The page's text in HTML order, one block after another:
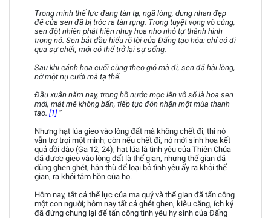
Trong mình thế lực đang tàn tạ, ngã lòng, dung nhan đẹp
đẽ của sen đã bị tróc ra tàn rụng. Trong tuyệt vọng vô cùng,
sen đột nhiên phát hiện nhụy hoa nho nhỏ tự thành hình
trong nó. Sen bắt đầu hiểu rõ lời của Đấng tạo hóa: chỉ có đi
qua sự chết, mới có thể trở lại sự sống.
Sau khi cánh hoa cuối cùng theo gió mà đi, sen đã hài lòng,
nở một nụ cười mà tạ thế.
Đầu xuân năm nay, trong hồ nước mọc lên vô số là hoa sen
mới, mát mẽ không bẩn, tiếp tục đón nhận một mùa thanh
tao. [1]”
Nhưng hạt lúa gieo vào lòng đất mà không chết đi, thì nó
vẫn trơ trọi một mình; còn nếu chết đi, nó mới sinh hoa kết
quả dồi dào (Ga 12, 24), hạt lúa là tình yêu của Thiên Chúa
đã được gieo vào lòng đất là thế gian, nhưng thế gian đã
dùng ghen ghét, hận thù để loại bỏ tình yêu ấy ra khỏi thế
gian, ra khỏi tâm hồn của họ.
Hôm nay, tất cả thế lực của ma quỷ và thế gian đã tấn công
một con người; hôm nay tất cả ghét ghen, kiêu căng, ích kỷ
đã đứng chung lại để tấn công tình yêu hy sinh của Đấng